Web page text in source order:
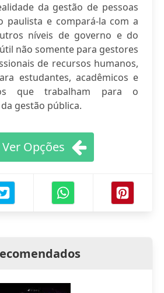
da gestão de pessoas
paulista e compará-la com a
níveis de governo e do
não somente para gestores
de recursos humanos,
estudantes, acadêmicos e
que trabalham para o
gestão pública.
Ver Opções